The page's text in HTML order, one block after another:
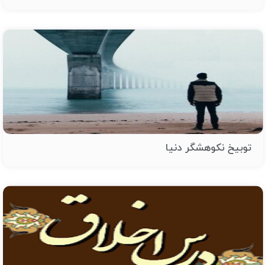
توبیخ نکوهشگر دنیا